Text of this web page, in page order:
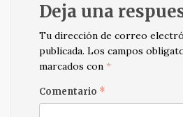
Deja una
Tu dirección de correo
publicada. Los campos
marcados con *
Comentario *